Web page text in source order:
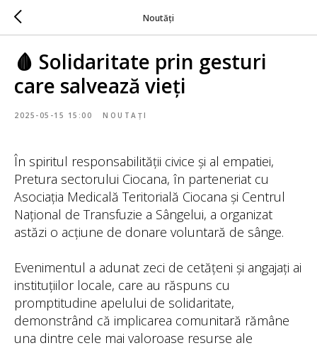
Noutăți
🩸 Solidaritate prin gesturi
care salvează vieți
2025-05-15 15:00 NOUTAȚI
În spiritul responsabilității civice și al empatiei,
Pretura sectorului Ciocana, în parteneriat cu
Asociația Medicală Teritorială Ciocana și Centrul
Național de Transfuzie a Sângelui, a organizat
astăzi o acțiune de donare voluntară de sânge.
Evenimentul a adunat zeci de cetățeni și angajați ai
instituțiilor locale, care au răspuns cu
promptitudine apelului de solidaritate,
demonstrând că implicarea comunitară rămâne
una dintre cele mai valoroase resurse ale